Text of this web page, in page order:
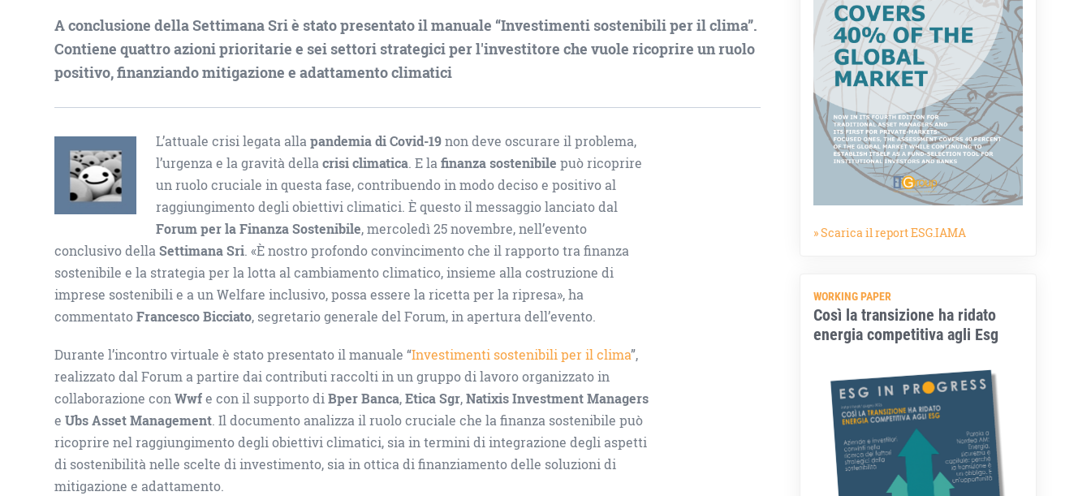
A conclusione della Settimana Sri è stato presentato il manuale “Investimenti sostenibili per il clima”.
Contiene quattro azioni prioritarie e sei settori strategici per l'investitore che vuole ricoprire un ruolo
positivo, finanziando mitigazione e adattamento climatici
L’attuale crisi legata allapandemia di Covid-19non deve oscurare il problema,
l’urgenza e la gravità dellacrisi climatica. E lafinanza sostenibile può ricoprire
un ruolo cruciale in questa fase, contribuendo in modo deciso e positivo al
raggiungimento degli obiettivi climatici. È questo il messaggio lanciato dal
Forum per la Finanza Sostenibile, mercoledì 25 novembre, nell’evento
conclusivo dellaSettimana Sri. «È nostro profondo convincimento che il rapporto tra finanza
sostenibile e la strategia per la lotta al cambiamento climatico, insieme alla costruzione di
imprese sostenibili e a un Welfare inclusivo, possa essere la ricetta per la ripresa», ha
commentatoFrancesco Bicciato, segretario generale del Forum, in apertura dell’evento.
Durante l’incontro virtuale è stato presentato il manuale “Investimenti sostenibili per il clima”,
realizzato dal Forum a partire dai contributi raccolti in un gruppo di lavoro organizzato in
collaborazione conWwfe con il supporto diBper Banca,Etica Sgr,Natixis Investment Managers
eUbs Asset Management. Il documento analizza il ruolo cruciale che la finanza sostenibile può
ricoprire nel raggiungimento degli obiettivi climatici, sia in termini di integrazione degli aspetti
di sostenibilità nelle scelte di investimento, sia in ottica di finanziamento delle soluzioni di
mitigazione e adattamento.
» Scarica il report ESG.IAMA
WORKING PAPER
Così la transizione ha ridato
energia competitiva agli Esg